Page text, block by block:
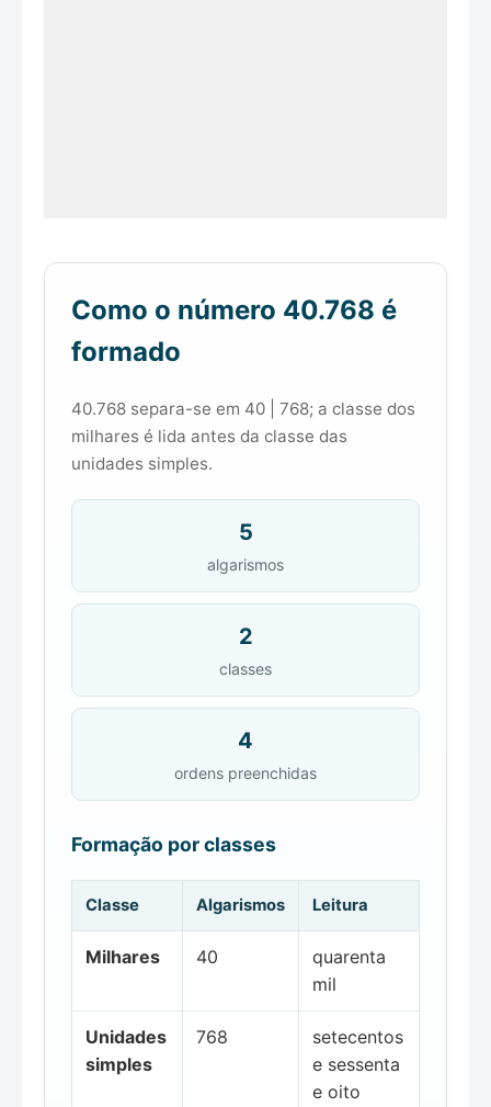
Como o número 40.768 é
formado
40.768 separa-se em 40 | 768; a classe dos
milhares é lida antes da classe das
unidades simples.
5
algarismos
2
classes
4
ordens preenchidas
Formação por classes
Classe Algarismos Leitura
Milhares 40
quarenta
mil
Unidades
simples
768
setecentos
e sessenta
e oito